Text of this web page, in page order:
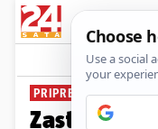
PRIPREME ZA
Zastupnici